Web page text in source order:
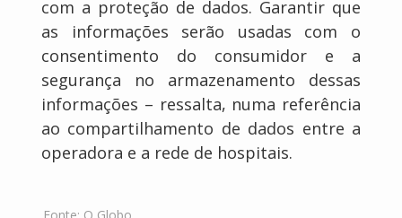
com a proteção de dados. Garantir que
as informações serão usadas com o
consentimento do consumidor e a
segurança no armazenamento dessas
informações – ressalta, numa referência
ao compartilhamento de dados entre a
operadora e a rede de hospitais.